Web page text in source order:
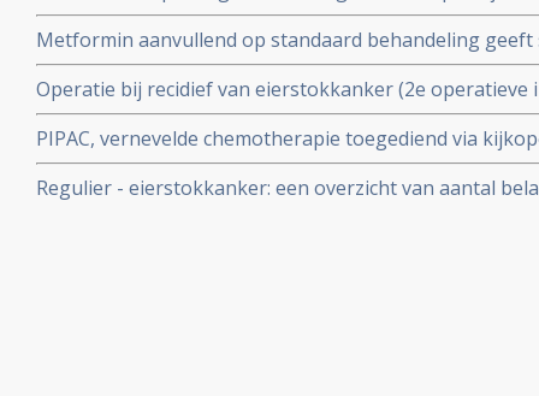
belangrijke studies en recente ontwikkelingen, ook in
medicine
Metformin aanvullend op standaard behandeling
overleving na 5 jaar bij eierstokkanker in vergelijking
Operatie bij recidief van eierstokkanker (2e operatieve
levensverlengend en succesvol uitgevoerd bij ca. 200
eierstokkanker verdeeld over drie gerandomiseerde
PIPAC, vernevelde chemotherapie toegediend via
tumoren in het buikvlies en buikholte geeft ook bij
Regulier - eierstokkanker: een overzicht van aantal